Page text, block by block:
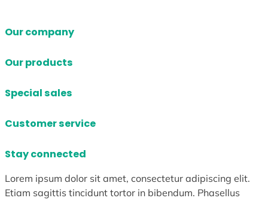
Our company
Our products
Special sales
Customer service
Stay connected
Lorem ipsum dolor sit amet, consectetur adipiscing elit.
Etiam sagittis tincidunt tortor in bibendum. Phasellus